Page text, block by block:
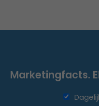
Marketingfacts.